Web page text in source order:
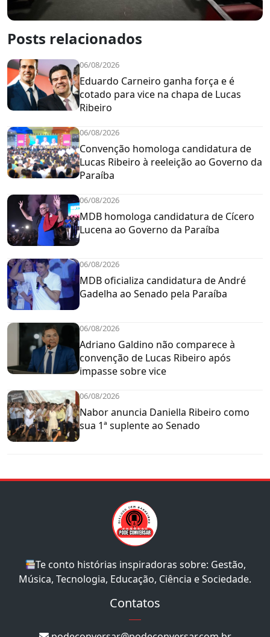
Posts relacionados
06/08/2026
Eduardo Carneiro ganha força e é
cotado para vice na chapa de Lucas
Ribeiro
06/08/2026
Convenção homologa candidatura de
Lucas Ribeiro à reeleição ao Governo da
Paraíba
06/08/2026
MDB homologa candidatura de Cícero
Lucena ao Governo da Paraíba
06/08/2026
MDB oficializa candidatura de André
Gadelha ao Senado pela Paraíba
06/08/2026
Adriano Galdino não comparece à
convenção de Lucas Ribeiro após
impasse sobre vice
06/08/2026
Nabor anuncia Daniella Ribeiro como
sua 1ª suplente ao Senado
Te conto histórias inspiradoras sobre: Gestão,
Música, Tecnologia, Educação, Ciência e Sociedade.
Contatos